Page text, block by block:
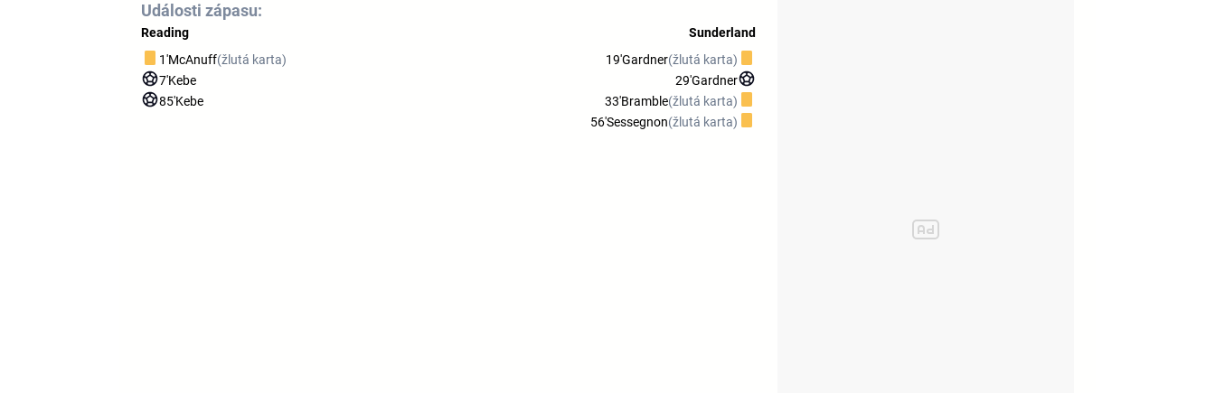
Události zápasu:
Reading
1'McAnuff(žlutá karta)
7'Kebe
85'Kebe
Sunderland
19'Gardner(žlutá karta)
29'Gardner
33'Bramble(žlutá karta)
56'Sessegnon(žlutá karta)